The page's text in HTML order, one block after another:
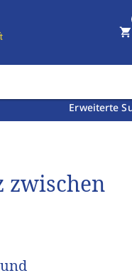
Erweiterte
shopping_cart
zwischen